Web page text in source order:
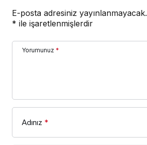
E-posta adresiniz yayınlanmayacak.
* ile işaretlenmişlerdir
Yorumunuz *
Adınız *